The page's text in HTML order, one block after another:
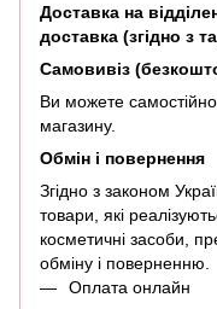
Доставка на
доставка (згідно з
Самовивіз
Ви можете
магазину.
Обмін і повернення
Згідно з законом
товари, які
косметичні засоби,
обміну і поверненню.
Оплата онлайн